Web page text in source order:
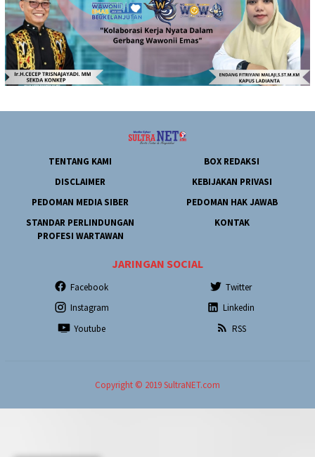
TENTANG KAMI
BOX REDAKSI
DISCLAIMER
KEBIJAKAN PRIVASI
PEDOMAN MEDIA SIBER
PEDOMAN HAK JAWAB
STANDAR PERLINDUNGAN
PROFESI WARTAWAN
KONTAK
JARINGAN SOCIAL
Facebook
Twitter
Instagram
Linkedin
Youtube
RSS
Copyright © 2019 SultraNET.com